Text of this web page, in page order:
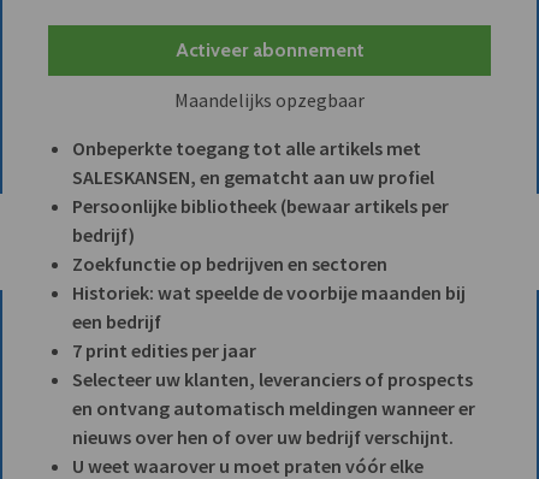
Activeer abonnement
Maandelijks opzegbaar
Onbeperkte toegang tot alle artikels met
SALESKANSEN, en gematcht aan uw profiel
Persoonlijke bibliotheek (bewaar artikels per
bedrijf)
Zoekfunctie op bedrijven en sectoren
Historiek: wat speelde de voorbije maanden bij
een bedrijf
7 print edities per jaar
Selecteer uw klanten, leveranciers of prospects
en ontvang automatisch meldingen wanneer er
nieuws over hen of over uw bedrijf verschijnt.
U weet waarover u moet praten vóór elke